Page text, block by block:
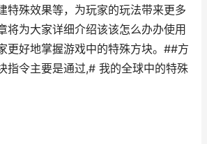
特殊效果等，为玩家的玩法带来更多
将为大家详细介绍该该怎么办办使用
更好地掌握游戏中的特殊方块。##方
指令主要是通过,# 我的全球中的特殊